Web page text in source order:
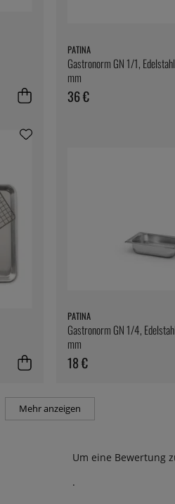
PATINA
Gastronorm GN 1/1,
mm
36 €
PATINA
Gastronorm GN 1/4,
mm
18 €
Mehr anzeigen
Um eine Bewertung
.